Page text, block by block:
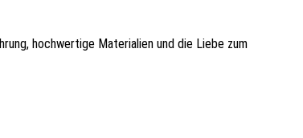
hochwertige Materialien und die Liebe zum